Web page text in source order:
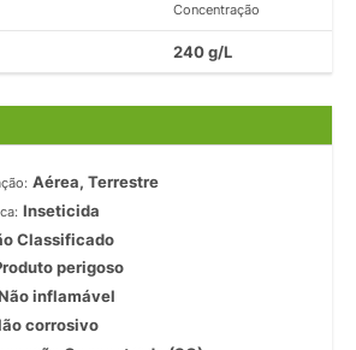
Concentração
240 g/L
Aérea, Terrestre
Inseticida
Classificado
perigoso
inflamável
corrosivo